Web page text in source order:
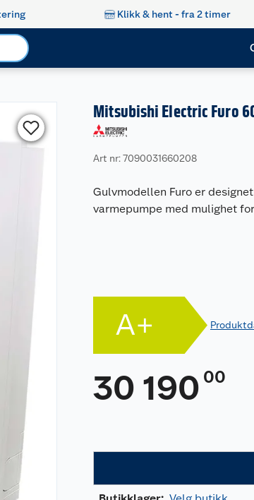
Klikk & hent - fra 2 timer
Mitsubishi Electric Furo
Art nr: 7090031660208
Gulvmodellen Furo er
varmepumpe med mulighet
A+
30 190 00